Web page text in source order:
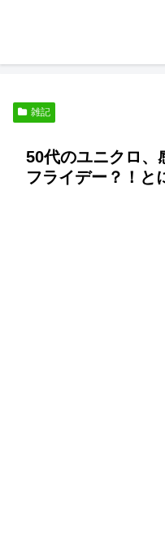
雑記
50代のユニクロ
フライデー？！と